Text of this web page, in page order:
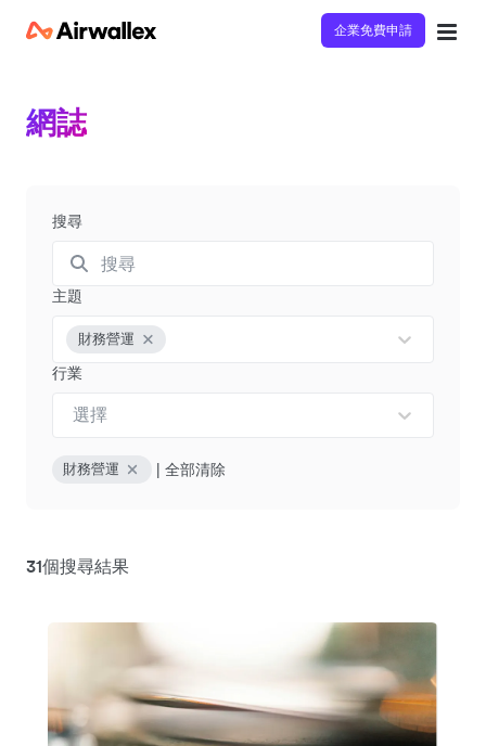
企業免費申請
網誌
搜尋
主題
財務營運
行業
選擇
財務營運 | 全部清除
31個搜尋結果